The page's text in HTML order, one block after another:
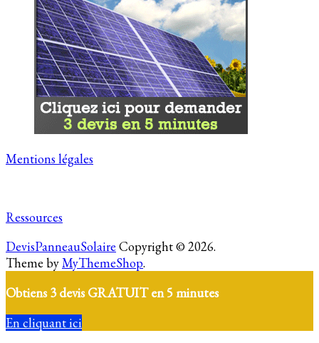
Mentions légales
Ressources
DevisPanneauSolaire Copyright © 2026.
Theme byMyThemeShop.
Obtiens 3 devis GRATUIT en 5 minutes
En cliquant ici